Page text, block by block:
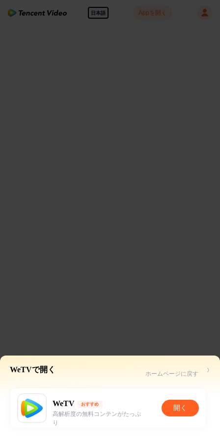
日本語 Appを開く
WeTVで開く ホームページに戻す
WeTV おすすめ
高解析度の無料コンテンがたっぷ
り
開く